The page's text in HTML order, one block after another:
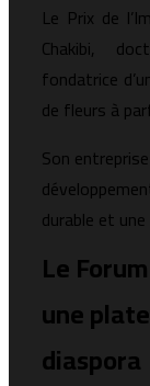
Le Prix de
Chakibi,
fondatrice
de fleurs à
Son
durable et
Le
une
diaspora